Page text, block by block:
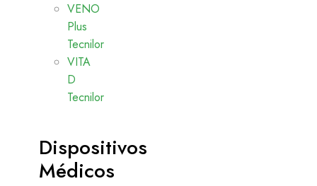
VENO
Plus
Tecnilor
VITA
D
Tecnilor
Dispositivos
Médicos